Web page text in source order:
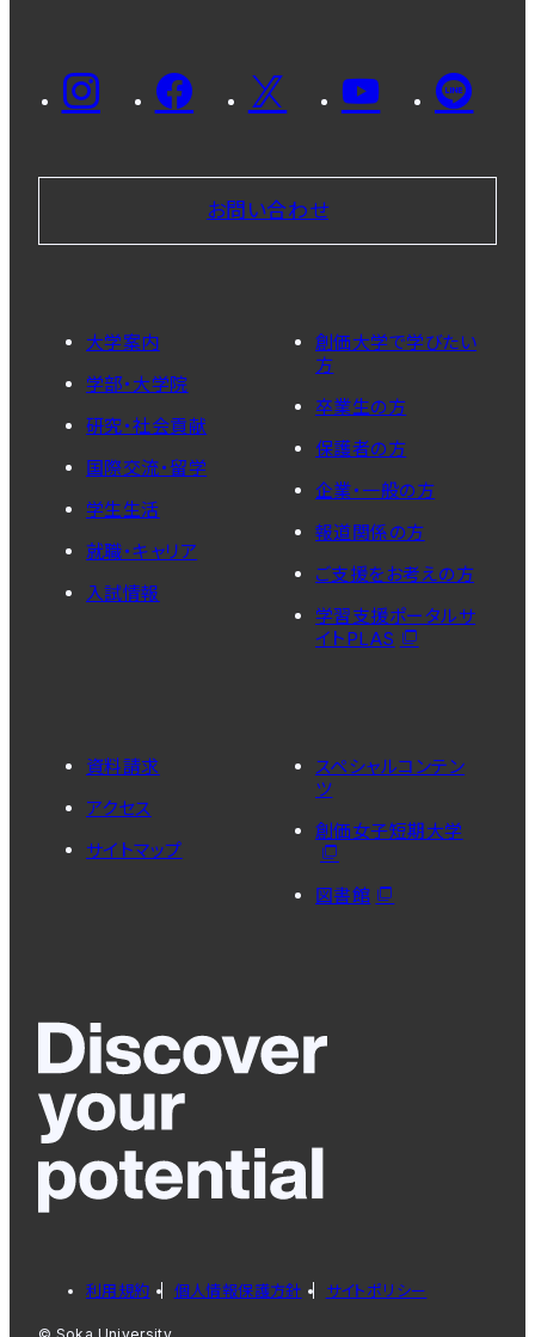
お問い合わせ
大学案内
学部・大学院
研究・社会貢献
国際交流・留学
学生生活
就職・キャリア
入試情報
創価大学で学びたい
方
卒業生の方
保護者の方
企業・一般の方
報道関係の方
ご支援をお考えの方
学習支援ポータルサ
イトPLAS
資料請求
アクセス
サイトマップ
スペシャルコンテン
ツ
創価女子短期大学
図書館
利用規約 個人情報保護方針 サイトポリシー